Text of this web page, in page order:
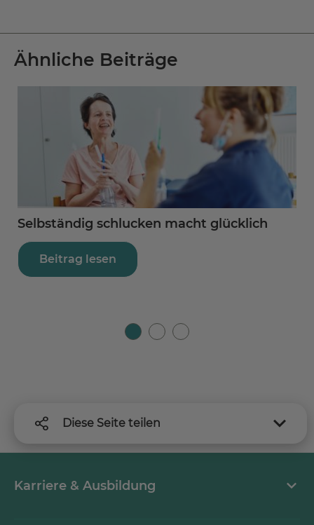
Ähnliche Beiträge
Selbständig schlucken macht glücklich
Beitrag lesen
Diese Seite teilen
Karriere & Ausbildung